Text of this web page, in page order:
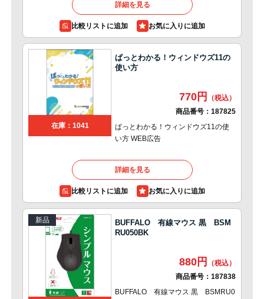
詳細を見る
比較リストに追加
在庫：1041
ぱっとわかる！ウィンドウズ11の
使い方
770円
商品番号： 187825
ぱっとわかる！ウィンドウズ11の使
い方 WEB広告
詳細を見る
比較リストに追加
新品
BUFFALO 有線マウス 黒 BSM
RU050BK
880円
商品番号： 187838
BUFFALO 有線マウス 黒 BSMRU0